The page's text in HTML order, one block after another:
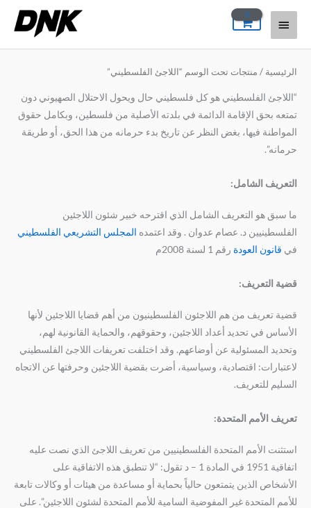
المحتوى
القائمة
الرئيسية
الرئيسية / منتجات تحت الوسم “اللاجئ الفلسطيني”
“اللاجئ الفلسطيني هو كل فلسطيني حال ويحول الاحتلال الصهيوني دون
تمتعه بحق الإقامة الدائمة في بلدته الأصلية من فلسطين، وبكامل حقوق
المواطنة فيها، بغض النظر عن تاريخ بدء حرمانه من هذا الحق، أو طريقة
حرمانه”.
التعريف الشامل:
ما سبق هو التعريف الشامل الذي اقترحه خبير شئون اللاجئين
الفلسطينيين د. عصام عدوان . وقد اعتمده المجلس التشريعي الفلسطيني
في قانون العودة رقم 1 لسنة 2008م
قضية التعريف:
قضية تعريف من هم اللاجئون الفلسطينيون من أهم قضايا اللاجئين لأنها
الأساس في تحديد أعداد اللاجئين، وحقوقهم، والحماية القانونية لهم،
وتحديد المسئولية عن أوضاعهم. وقد اختلفت تعريفات اللاجئ الفلسطيني
لاعتبارات: اقتصادية، وسياسية، أضرت بقضية اللاجئين وحرفتها عن الاتجاه
السليم للتعريف.
تعريف الأمم المتحدة:
استثنت الأمم المتحدة الفلسطينيين من تعريف اللاجئ الذي نصت عليه
اتفاقية 1951 في المادة 1 – د تقول: “لا تنطبق هذه الاتفاقية على
الأشخاص الذين يتمتعون حالياً بحماية أو مساعدة من هيئات أو وكالات تابعة
للأمم المتحدة غير المفوضية السامية للأمم المتحدة لشئون اللاجئين”. على